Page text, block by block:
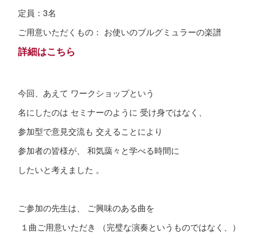
定員：3名
ご用意いただくもの： お使いのブルグミュラーの楽譜
詳細はこちら
今回、あえて ワークショップという
名にしたのは セミナーのように 受け身ではなく、
参加型で意見交流も 交えることにより
参加者の皆様が、 和気藹々と学べる時間に
したいと考えました 。
ご参加の先生は、 ご興味のある曲を
１曲ご用意いただき （完璧な演奏というものではなく、）